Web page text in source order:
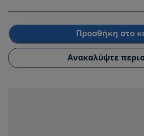
Προσθήκη στο
Ανακαλύψτε